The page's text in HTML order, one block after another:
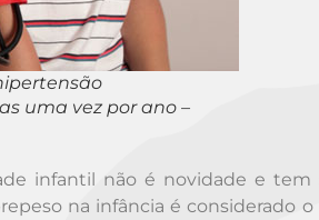
uma vez por ano –
infantil não é novidade e
na infância é considerado